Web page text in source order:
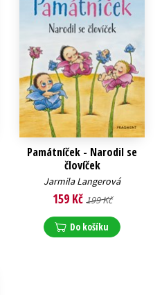
Památníček - Narodil se
človíček
Jarmila Langerová
159 Kč 199 Kč
Do košíku